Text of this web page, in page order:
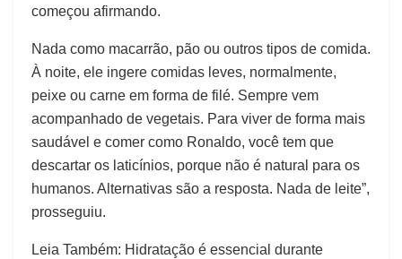
começou afirmando.
Nada como macarrão, pão ou outros tipos de comida.
À noite, ele ingere comidas leves, normalmente,
peixe ou carne em forma de filé. Sempre vem
acompanhado de vegetais. Para viver de forma mais
saudável e comer como Ronaldo, você tem que
descartar os laticínios, porque não é natural para os
humanos. Alternativas são a resposta. Nada de leite”,
prosseguiu.
Leia Também: Hidratação é essencial durante